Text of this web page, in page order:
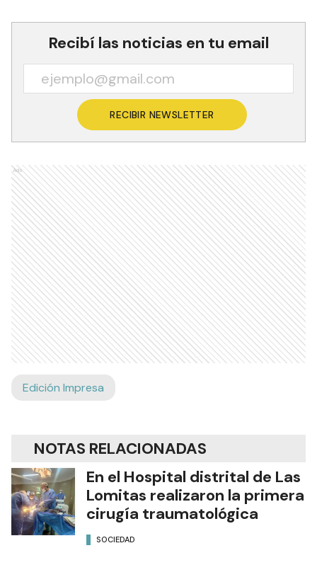
Recibí las noticias en tu email
RECIBIR NEWSLETTER
Ads
Edición Impresa
NOTAS RELACIONADAS
En el Hospital distrital de Las
Lomitas realizaron la primera
cirugía traumatológica
SOCIEDAD